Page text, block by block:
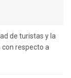
de turistas y la
con respecto a